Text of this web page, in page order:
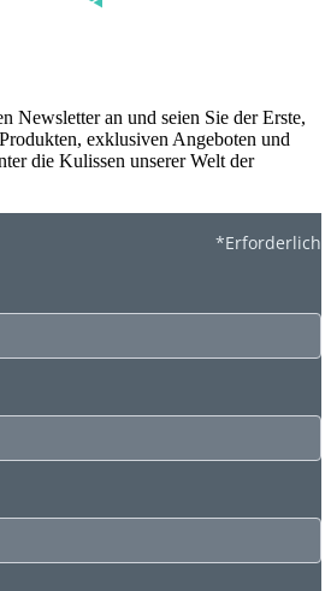
Newsletter an und seien Sie der Erste,
exklusiven Angeboten und
die Kulissen unserer Welt der
*Erforderlich